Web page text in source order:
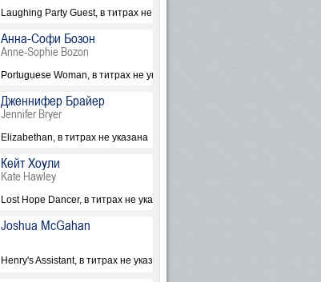
Laughing Party Guest, в титрах не указана
Анна-Софи Бозон
Anne-Sophie Bozon
Portuguese Woman, в титрах не указана
Дженнифер Брайер
Jennifer Bryer
Elizabethan, в титрах не указана
Кейт Хоули
Kate Hawley
Lost Hope Dancer, в титрах не указана
Joshua McGahan
Henry's Assistant, в титрах не указан